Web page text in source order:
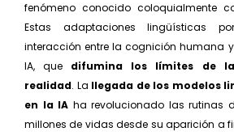
fenómeno conocido coloquialmente
Estas adaptaciones lingüísticas
interacción entre la cognición humana
IA, que difumina los límites de
realidad. La llegada de los modelos
en la IA ha revolucionado las ruti­nas
millones de vidas desde su aparición a